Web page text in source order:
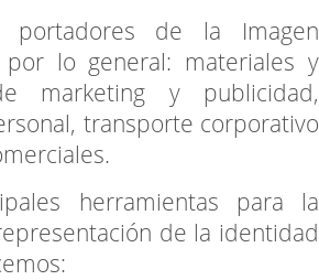
portadores de la Imagen
por lo general: materiales y
marketing y publicidad,
transporte corporativo
herramientas para la
de la identidad